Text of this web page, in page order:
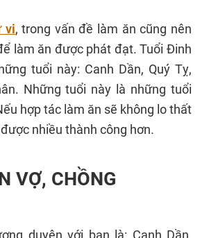
vi, trong vấn đề làm ăn cũng nên
làm ăn được phát đạt. Tuổi Đinh
tuổi này: Canh Dần, Quý Tỵ,
Những tuổi này là những tuổi
hợp tác làm ăn sẽ không lo thất
nhiều thành công hơn.
VỢ, CHỒNG
duyên với bạn là: Canh Dần,